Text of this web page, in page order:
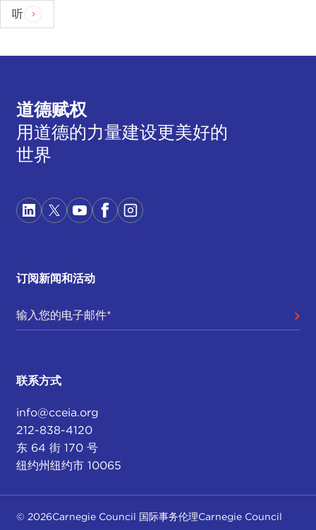
听
道德赋权
用道德的力量建设更美好的
世界
订阅新闻和活动
联系方式
info@cceia.org
212-838-4120
东 64 街 170 号
纽约州纽约市 10065
© 2026Carnegie Council 国际事务伦理Carnegie Council